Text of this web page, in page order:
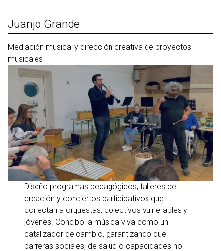
contenido
Juanjo Grande
Mediación musical y dirección creativa de proyectos
musicales
Diseño programas pedagógicos, talleres de
creación y conciertos participativos que
conectan a orquestas, colectivos vulnerables y
jóvenes. Concibo la música viva como un
catalizador de cambio, garantizando que
barreras sociales, de salud o capacidades no